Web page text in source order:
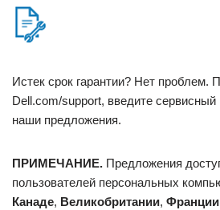
Истек срок гарантии? Нет проблем.
Dell.com/support, введите сервисный
наши предложения.
ПРИМЕЧАНИЕ. Предложения
пользователей персональных
Канаде, Великобритании, Франции